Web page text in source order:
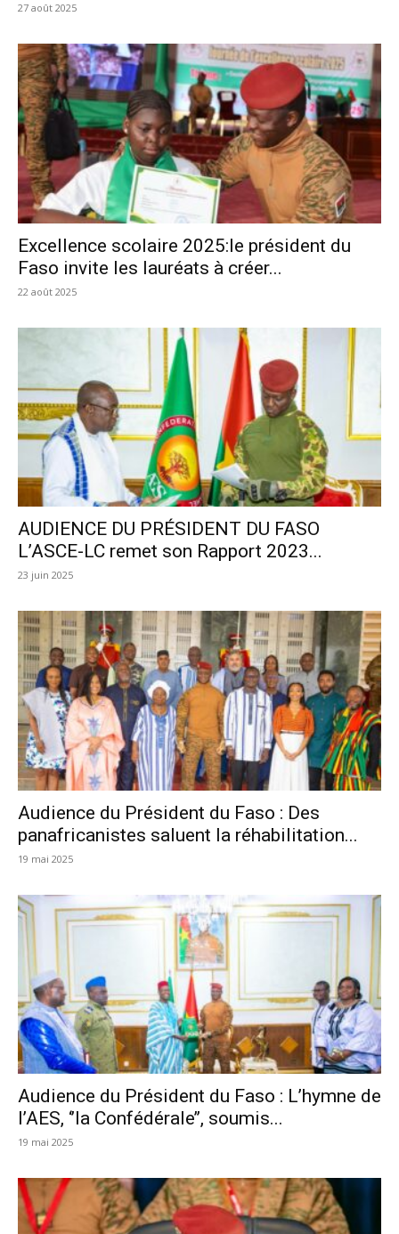
27 août 2025
Excellence scolaire 2025:le président du
Faso invite les lauréats à créer...
22 août 2025
AUDIENCE DU PRÉSIDENT DU FASO
L’ASCE-LC remet son Rapport 2023...
23 juin 2025
Audience du Président du Faso : Des
panafricanistes saluent la réhabilitation...
19 mai 2025
Audience du Président du Faso : L’hymne de
l’AES, ‘’la Confédérale’’, soumis...
19 mai 2025